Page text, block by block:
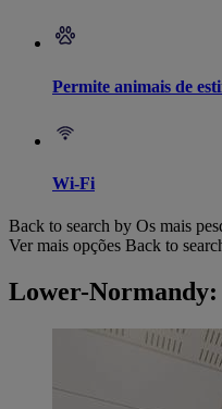
Permite animais de
Wi-Fi
Back to search by Os mais
Ver mais opções Back to
Lower-